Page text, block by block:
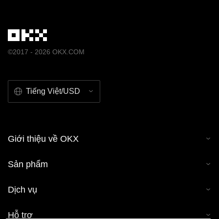
©2017 - 2026 OKX.COM
Tiếng Việt/USD
Giới thiệu về OKX
Sản phẩm
Dịch vụ
Hỗ trợ